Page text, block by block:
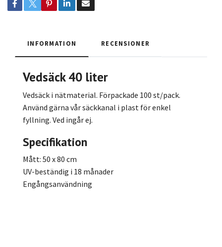
INFORMATION RECENSIONER
Vedsäck 40 liter
Vedsäck i nätmaterial. Förpackade 100 st/pack.
Använd gärna vår säckkanal i plast för enkel
fyllning. Ved ingår ej.
Specifikation
Mått: 50 x 80 cm
UV-beständig i 18 månader
Engångsanvändning